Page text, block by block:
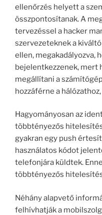
ellenőrzés helyett a
összpontosítanak. A
tervezéssel a hacker
szervezeteknek a
ellen, megakadályozva,
bejelentkezzenek, mert
megállítani a
hozzáférne a
Hagyományosan az
többtényezős
gyakran egy push
használatos kódot
telefonjára küldtek.
többtényezős
Néhány alapvető
felhívhatják a